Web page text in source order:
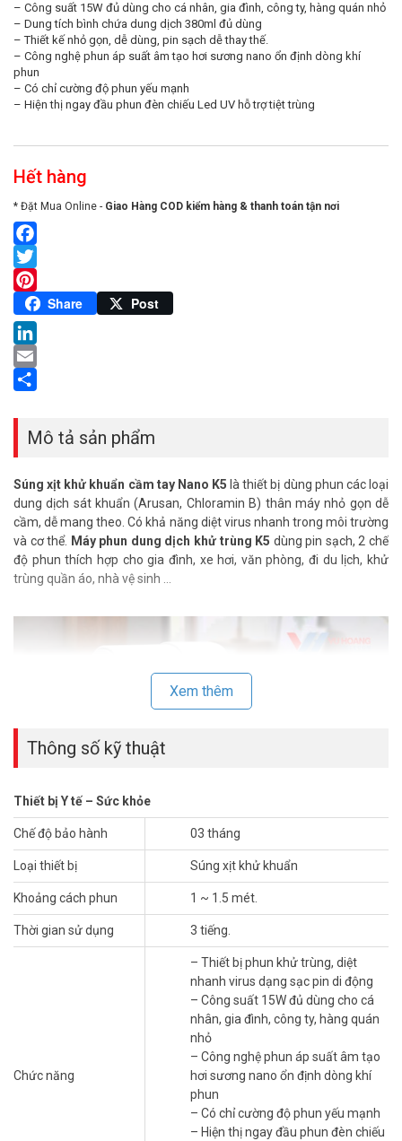
– Công suất 15W đủ dùng cho cá nhân, gia đình, công ty, hàng quán nhỏ
– Dung tích bình chứa dung dịch 380ml đủ dùng
– Thiết kế nhỏ gọn, dễ dùng, pin sạch dễ thay thế.
– Công nghệ phun áp suất âm tạo hơi sương nano ổn định dòng khí
phun
– Có chỉ cường độ phun yếu mạnh
– Hiện thị ngay đầu phun đèn chiếu Led UV hỗ trợ tiệt trùng
Hết hàng
* Đặt Mua Online - Giao Hàng COD kiểm hàng & thanh toán tận nơi
Facebook
Twitter
Pinterest
Share Post
LinkedIn
Email
Mô tả sản phẩm
Súng xịt khử khuẩn cầm tay Nano K5 là thiết bị dùng phun các loại
dung dịch sát khuẩn (Arusan, Chloramin B) thân máy nhỏ gọn dễ
cầm, dễ mang theo. Có khả năng diệt virus nhanh trong môi trường
và cơ thể. Máy phun dung dịch khử trùng K5 dùng pin sạch, 2 chế
độ phun thích hợp cho gia đình, xe hơi, văn phòng, đi du lịch, khử
trùng quần áo, nhà vệ sinh …
Máy phun khử trùng mini Nano K5phun dung dịch khử khuẩn, diệt
virus đáng quan tâm, bởi khả năng lực phun sương có tăng giảm,
sạc pin dễ di động, độ phủ của dung dịch phun dễ lan toả nhiều nơi.
Máy phun thuốc khử trùng nano K5 phù hợp với gia đình, hàng
quán ăn uống, quầy tạp hoá, văn phòng công ty nhỏ,..
Xem thêm
Thông số kỹ thuật
Thiết bị Y tế – Sức khỏe
Chế độ bảo hành 03 tháng
Loại thiết bị Súng xịt khử khuẩn
Khoảng cách phun 1 ~ 1.5 mét.
Thời gian sử dụng 3 tiếng.
Chức năng
– Thiết bị phun khử trùng, diệt
nhanh virus dạng sạc pin di động
– Công suất 15W đủ dùng cho cá
nhân, gia đình, công ty, hàng quán
nhỏ
– Công nghệ phun áp suất âm tạo
hơi sương nano ổn định dòng khí
phun
– Có chỉ cường độ phun yếu mạnh
– Hiện thị ngay đầu phun đèn chiếu